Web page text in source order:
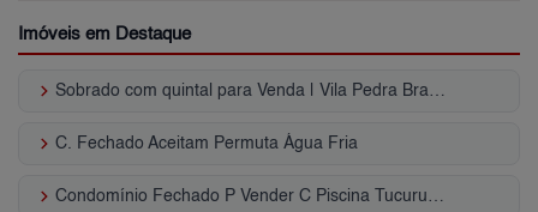
Imóveis em Destaque
keyboard_arrow_right Sobrado com quintal para Venda | Vila Pedra Branca
keyboard_arrow_right C. Fechado Aceitam Permuta Água Fria
keyboard_arrow_right Condomínio Fechado P Vender C Piscina Tucuruvi - SP